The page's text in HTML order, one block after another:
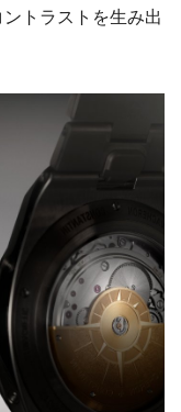
トラストを生み出